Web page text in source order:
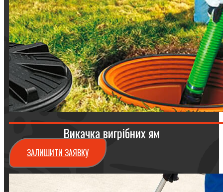
Викачка вигрібних ям
ЗАЛИШИТИ ЗАЯВКУ